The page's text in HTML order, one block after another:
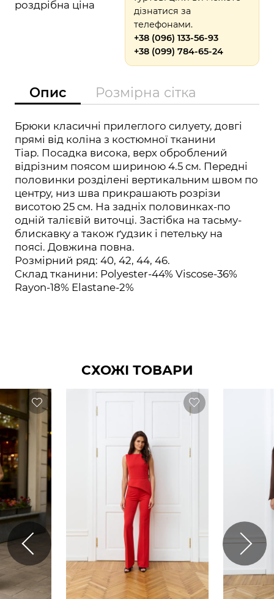
роздрібна ціна
дізнатися за
телефонами.
+38 (096) 133-56-93
+38 (099) 784-65-24
Опис Розмірна сітка
Брюки класичні прилеглого силуету, довгі
прямі від коліна з костюмної тканини
Тіар. Посадка висока, верх оброблений
відрізним поясом шириною 4.5 см. Передні
половинки розділені вертикальним швом по
центру, низ шва прикрашають розрізи
висотою 25 см. На задніх половинках-по
одній талієвій виточці. Застібка на тасьму-
блискавку а також ґудзик і петельку на
поясі. Довжина повна.
Розмірний ряд: 40, 42, 44, 46.
Cклад тканини: Polyester-44% Viscose-36%
Rayon-18% Elastane-2%
СХОЖІ ТОВАРИ